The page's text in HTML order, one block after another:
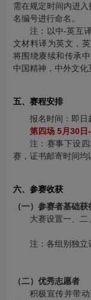
需在规定时间内进
名编号进行命名。
注：以中-英互
文材料译为英文，
将围绕赓续和传承
中国精神，中外文化
五、赛程安排
报名时间：即日
第四场 5月30日
注：赛事下设
赛，证书邮寄时间均
六、参赛收获
（一）参赛者基础获
大赛设置一、二
注：各组别独立
（二） 优秀志愿者
积极宣传并带